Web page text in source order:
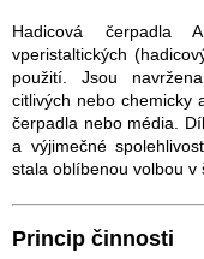
Hadicová čerpadla
vperistaltických
použití. Jsou
citlivých nebo chemicky
čerpadla nebo média.
a výjimečné
stala oblíbenou volbou v
Princip činnosti